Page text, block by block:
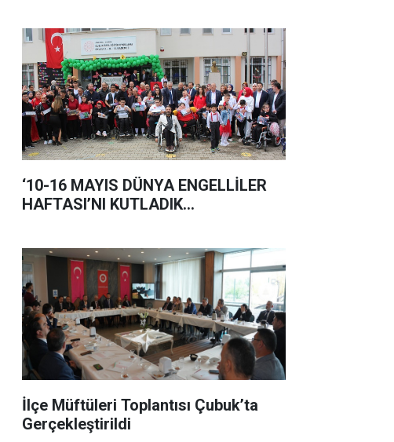
‘10-16 MAYIS DÜNYA ENGELLİLER
HAFTASI’NI KUTLADIK…
İlçe Müftüleri Toplantısı Çubuk’ta
Gerçekleştirildi